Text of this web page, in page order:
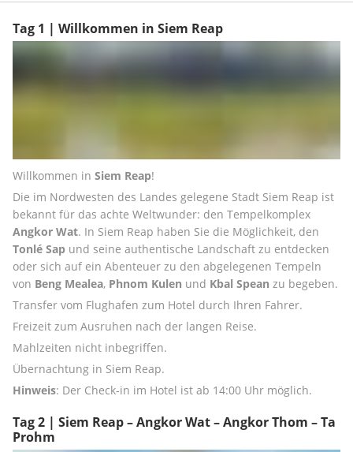
Tag 1 | Willkommen in Siem Reap
Willkommen in Siem Reap!
Die im Nordwesten des Landes gelegene Stadt Siem Reap ist
Angkor Wat
Tonlé Sap und seine authentische Landschaft zu entdecken
oder sich auf ein Abenteuer zu den abgelegenen Tempeln
von Beng Mealea, Phnom Kulen und Kbal Spean zu begeben.
Transfer vom Flughafen zum Hotel durch Ihren Fahrer.
Freizeit zum Ausruhen nach der langen Reise.
Mahlzeiten nicht inbegriffen.
Übernachtung in Siem Reap.
Hinweis: Der Check-in im Hotel ist ab 14:00 Uhr möglich.
Tag 2 | Siem Reap – Angkor Wat – Angkor Thom – Ta
Prohm